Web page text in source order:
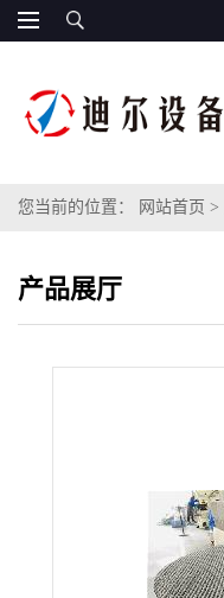
您当前的位置： 网站首页 >
产品展厅